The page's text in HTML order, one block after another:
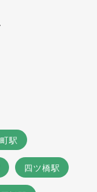
駅
四ツ橋駅